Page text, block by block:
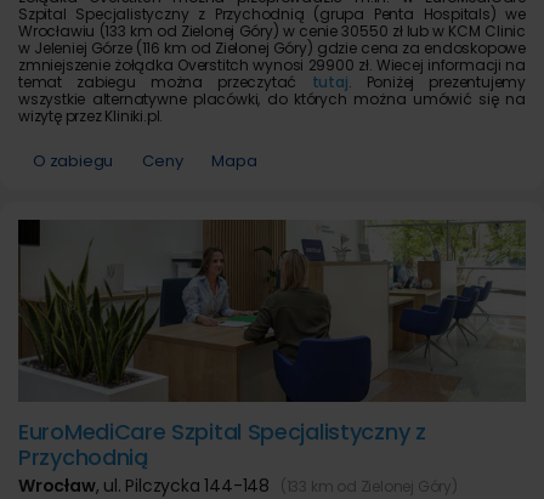
Szpital Specjalistyczny z Przychodnią (grupa Penta Hospitals) we
Wrocławiu (133 km od Zielonej Góry) w cenie 30550 zł lub w KCM Clinic
w Jeleniej Górze (116 km od Zielonej Góry) gdzie cena za endoskopowe
zmniejszenie żołądka Overstitch wynosi 29900 zł. Wiecej informacji na
temat zabiegu można przeczytać tutaj. Poniżej prezentujemy
wszystkie alternatywne placówki, do których można umówić się na
wizytę przez Kliniki.pl.
O zabiegu Ceny Mapa
EuroMediCare Szpital Specjalistyczny z
Przychodnią
Wrocław, ul. Pilczycka 144-148 (133 km od Zielonej Góry)